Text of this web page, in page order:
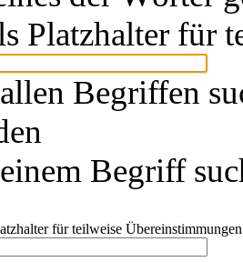
Platzhalter für
Begriffen
Begriff
für teilweise